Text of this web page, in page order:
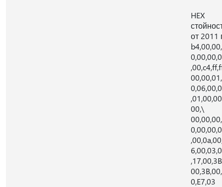
HEX
от 2011
00,\
0,E7,03